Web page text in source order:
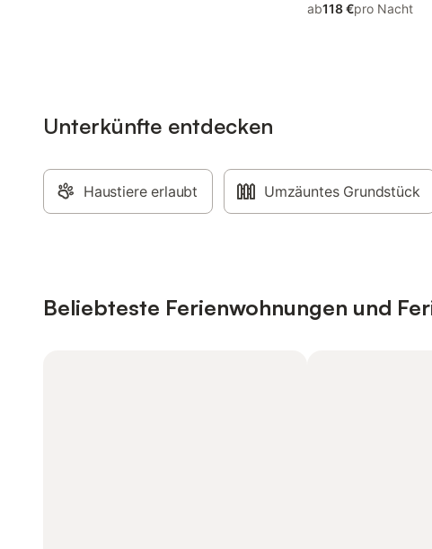
ab118 €pro Nacht
Unterkünfte entdecken
Haustiere erlaubt Umzäuntes Grundstück
Beliebteste Ferienwohnungen und